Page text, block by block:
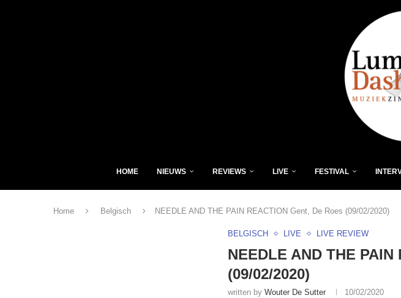
HOME NIEUWS REVIEWS LIVE FESTIVAL
Home Belgisch NEEDLE AND THE PAIN REACTION Gent, De Roes (09/02/2020)
BELGISCH LIVE LIVE REVIEW
NEEDLE AND THE
(09/02/2020)
written by Wouter De Sutter 10/02/2020